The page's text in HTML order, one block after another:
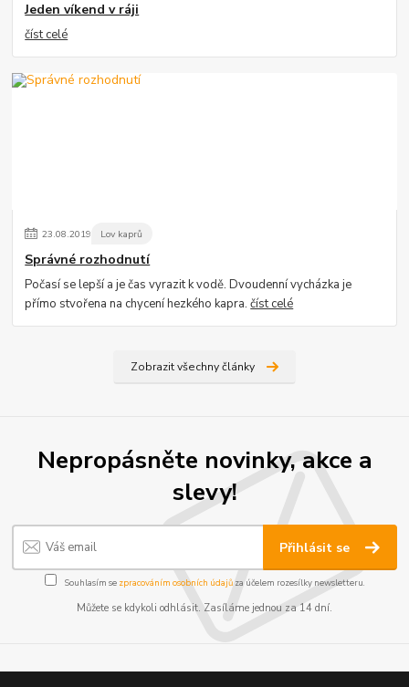
Jeden víkend v ráji
číst celé
23.08.2019 Lov kaprů
Správné rozhodnutí
Počasí se lepší a je čas vyrazit k vodě. Dvoudenní vycházka je
přímo stvořena na chycení hezkého kapra.číst celé
Zobrazit všechny články
Nepropásněte novinky, akce a
slevy!
Přihlásit se
Souhlasím se zpracováním osobních údajůza účelem rozesílky newsletteru.
Můžete se kdykoli odhlásit. Zasíláme jednou za 14 dní.